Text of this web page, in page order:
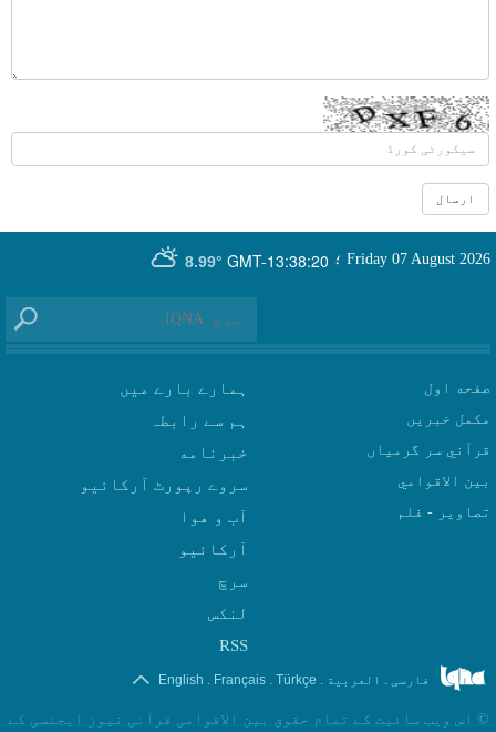
GMT-13:38:20
8.99° Friday 07 August 2026 ؛
صفحه اول
مکمل خبریں
قرآني سر گرمياں
بين الاقوامي
تصاوير - فلم
ہمارے بارے میں
ہم سے رابطہ
سروے رپورٹ آرکائیو
آب و هوا
سرچ
لنکس
RSS
فارسی . العربیة .
Türkçe
.
Français
.
English
© اس ویب سائیٹ کے تمام حقوق بین الاقوامی قرآنی نیوز ایجنسی کے